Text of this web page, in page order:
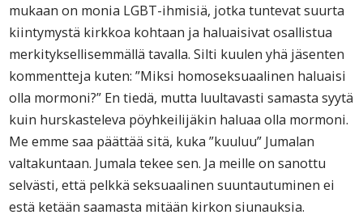
mukaan on monia LGBT-ihmisiä, jotka tuntevat suurta
kiintymystä kirkkoa kohtaan ja haluaisivat osallistua
merkityksellisemmällä tavalla. Silti kuulen yhä jäsenten
kommentteja kuten: ”Miksi homoseksuaalinen haluaisi
olla mormoni?” En tiedä, mutta luultavasti samasta syytä
kuin hurskasteleva pöyhkeilijäkin haluaa olla mormoni.
Me emme saa päättää sitä, kuka ”kuuluu” Jumalan
valtakuntaan. Jumala tekee sen. Ja meille on sanottu
selvästi, että pelkkä seksuaalinen suuntautuminen ei
estä ketään saamasta mitään kirkon siunauksia.